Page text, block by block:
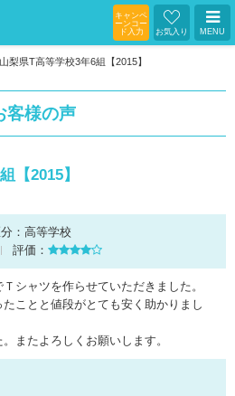
キャンペ
ーンコー
ド入力
お気入り MENU
山梨県T高等学校3年6組【2015】
客様の声
【2015】
： 高等学校
評価：
シャツを作らせていただきました。
ことと値段がとても安く助かりまし
またよろしくお願いします。